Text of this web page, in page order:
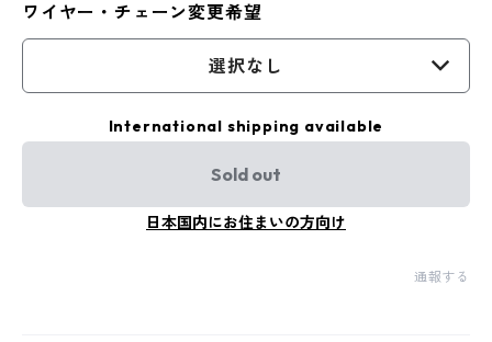
ワイヤー・チェーン変更希望
選択なし
International shipping available
Sold out
日本国内にお住まいの方向け
通報する